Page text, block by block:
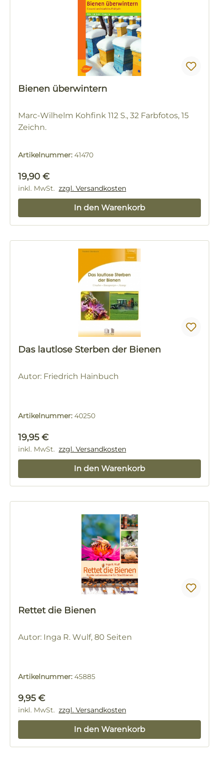
Bienen überwintern
Marc-Wilhelm Kohfink 112 S., 32 Farbfotos, 15
Zeichn.
Artikelnummer: 41470
Regulärer Preis:
19,90 €
inkl. MwSt. zzgl. Versandkosten
In den Warenkorb
Das lautlose Sterben der Bienen
Autor: Friedrich Hainbuch
Artikelnummer: 40250
Regulärer Preis:
19,95 €
inkl. MwSt. zzgl. Versandkosten
In den Warenkorb
Rettet die Bienen
Autor: Inga R. Wulf, 80 Seiten
Artikelnummer: 45885
Regulärer Preis:
9,95 €
inkl. MwSt. zzgl. Versandkosten
In den Warenkorb